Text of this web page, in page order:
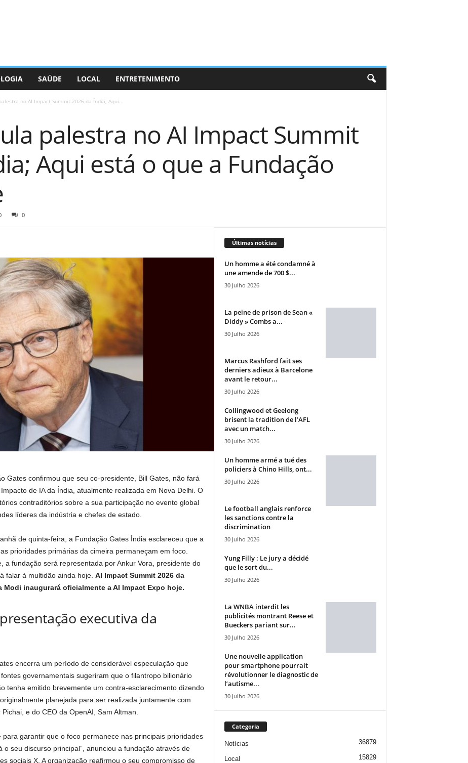
SAÚDE LOCAL ENTRETENIMENTO
no AI Impact Summit 2026 da Índia; Aqui...
palestra no AI Impact Summit
Aqui está o que a Fundação
0
Gates confirmou que seu co-presidente, Bill Gates, não fará
de IA da Índia, atualmente realizada em Nova Delhi. O
contraditórios sobre a sua participação no evento global
líderes da indústria e chefes de estado.
de quinta-feira, a Fundação Gates Índia esclareceu que a
prioridades primárias da cimeira permaneçam em foco.
a fundação será representada por Ankur Vora, presidente do
falar à multidão ainda hoje. AI Impact Summit 2026 da
inaugurará oficialmente a AI Impact Expo hoje.
executiva da
encerra um período de considerável especulação que
governamentais sugeriram que o filantropo bilionário
tenha emitido brevemente um contra-esclarecimento dizendo
planejada para ser realizada juntamente com
e do CEO da OpenAI, Sam Altman.
para garantir que o foco permanece nas principais prioridades
o seu discurso principal”, anunciou a fundação através de
sociais X. A organização reafirmou o seu compromisso de
Últimas notícias
Un homme a été condamné à
une amende de 700 $...
30 Julho 2026
La peine de prison de Sean «
Diddy » Combs a...
30 Julho 2026
Marcus Rashford fait ses
derniers adieux à Barcelone
avant le retour...
30 Julho 2026
Collingwood et Geelong
brisent la tradition de l’AFL
avec un match...
30 Julho 2026
Un homme armé a tué des
policiers à Chino Hills, ont...
30 Julho 2026
Le football anglais renforce
les sanctions contre la
discrimination
30 Julho 2026
Yung Filly : Le jury a décidé
que le sort du...
30 Julho 2026
La WNBA interdit les
publicités montrant Reese et
Bueckers pariant sur...
30 Julho 2026
Une nouvelle application
pour smartphone pourrait
révolutionner le diagnostic de
l’autisme...
30 Julho 2026
Categoria
Notícias 36879
Local 15829